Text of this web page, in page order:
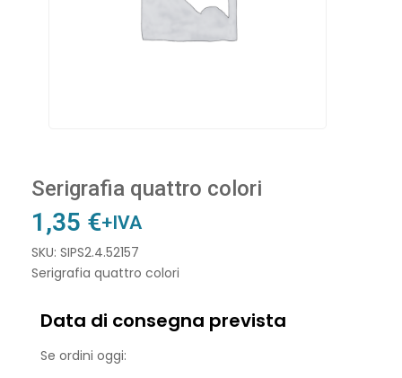
Serigrafia quattro colori
1,35 €+IVA
SKU: SIPS2.4.52157
Serigrafia quattro colori
Data di consegna prevista
Se ordini oggi: